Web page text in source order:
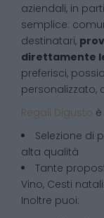
aziendali, in
semplice:
destinatari,
direttamente
preferisci,
personalizzato,
Regali Digusto
Selezione di
alta qualità
Tante
Vino, Cesti
Inoltre puoi: